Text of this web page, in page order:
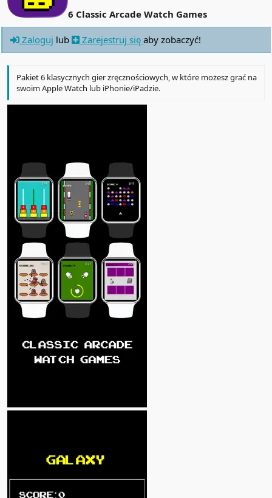
6 Classic Arcade Watch Games
Zaloguj lub Zarejestruj się aby zobaczyć!
Pakiet 6 klasycznych gier zręcznościowych, w które możesz grać na
swoim Apple Watch lub iPhonie/iPadzie.